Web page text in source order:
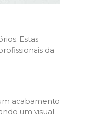
Estas
da
acabamento
um visual